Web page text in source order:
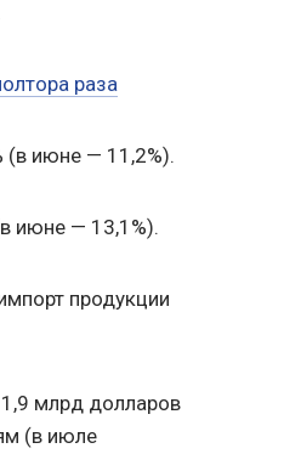
раза
(в июне — 11,2%).
июне — 13,1%).
продукции
млрд долларов
(в июле